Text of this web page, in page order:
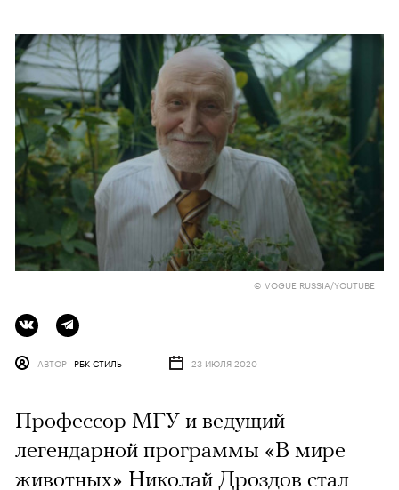
© VOGUE RUSSIA/YOUTUBE
АВТОР РБК СТИЛЬ 23 ИЮЛЯ 2020
Профессор МГУ и ведущий
легендарной программы «В мире
животных» Николай Дроздов стал